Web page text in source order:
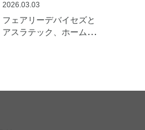
ト）」を開発
フェアリーデバイセズと
アスラテック、ホームセ
を始動
2026.03.03